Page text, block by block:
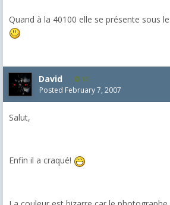
Quand à la 40100 elle se présente sous
David 13
Posted February 7, 2007
Salut,
Enfin il a craqué!